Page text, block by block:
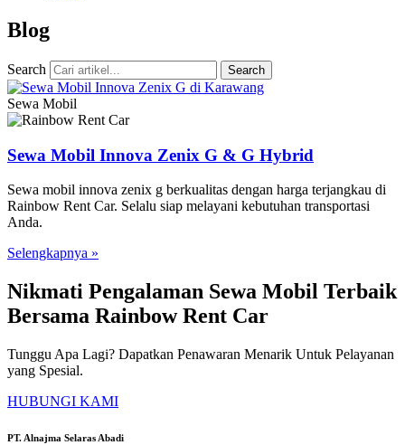
Blog
Search Search
Sewa Mobil
Sewa Mobil Innova Zenix G & G Hybrid
Sewa mobil innova zenix g berkualitas dengan harga terjangkau di
Rainbow Rent Car. Selalu siap melayani kebutuhan transportasi
Anda.
Selengkapnya »
Nikmati Pengalaman Sewa Mobil Terbaik
Bersama Rainbow Rent Car
Tunggu Apa Lagi? Dapatkan Penawaran Menarik Untuk Pelayanan
yang Spesial.
HUBUNGI KAMI
PT. Alnajma Selaras Abadi